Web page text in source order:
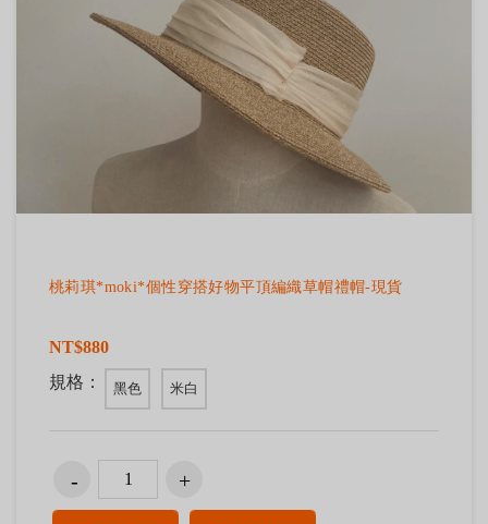
桃莉琪*moki*個性穿搭好物平頂編織草帽禮帽-現貨
NT$880
規格：
黑色 米白